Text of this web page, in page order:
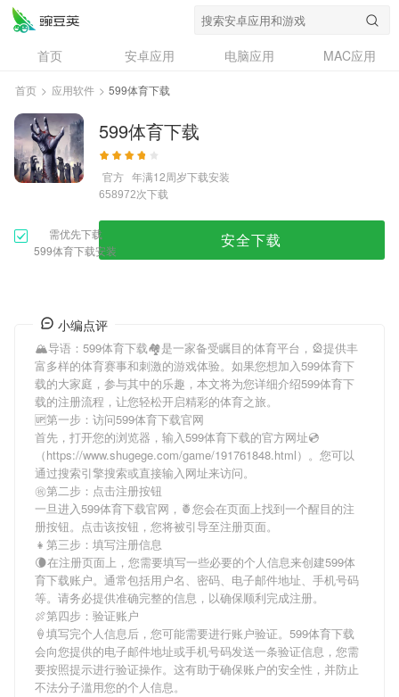
首页 安卓应用 电脑应用
MAC应用
资讯
专题
问答
首页 > 应用软件 > 599体育下载
599体育下载
官方 年满12周岁下载安装
658972次下载
需优先下载
599体育下载安装
安全下载
小编点评
🏔导语： 599体育下载🏘是一家备受瞩目的体育平台，🎡提供丰
富多样的体育赛事和刺激的游戏体验。如果您想加入599体育下
载的大家庭，参与其中的乐趣，本文将为您详细介绍599体育下
载的注册流程，让您轻松开启精彩的体育之旅。
🆙第一步：访问599体育下载官网
首先，打开您的浏览器，输入599体育下载的官方网址💿
（https://www.shugege.com/game/191761848.html）。您可以
通过搜索引擎搜索或直接输入网址来访问。
㊗第二步：点击注册按钮
一旦进入599体育下载官网，🍍您会在页面上找到一个醒目的注
册按钮。点击该按钮，您将被引导至注册页面。
👧第三步：填写注册信息
🌘在注册页面上，您需要填写一些必要的个人信息来创建599体
育下载账户。通常包括用户名、密码、电子邮件地址、手机号码
等。请务必提供准确完整的信息，以确保顺利完成注册。
🍖第四步：验证账户
🍦填写完个人信息后，您可能需要进行账户验证。 599体育下载
会向您提供的电子邮件地址或手机号码发送一条验证信息，您需
要按照提示进行验证操作。这有助于确保账户的安全性，并防止
不法分子滥用您的个人信息。